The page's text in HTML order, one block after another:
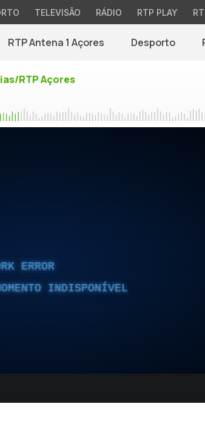
TELEVISÃO RÁDIO RTP PLAY
RTP Antena 1 Açores Desporto
RTP Açores
ERROR
INDISPONÍVEL